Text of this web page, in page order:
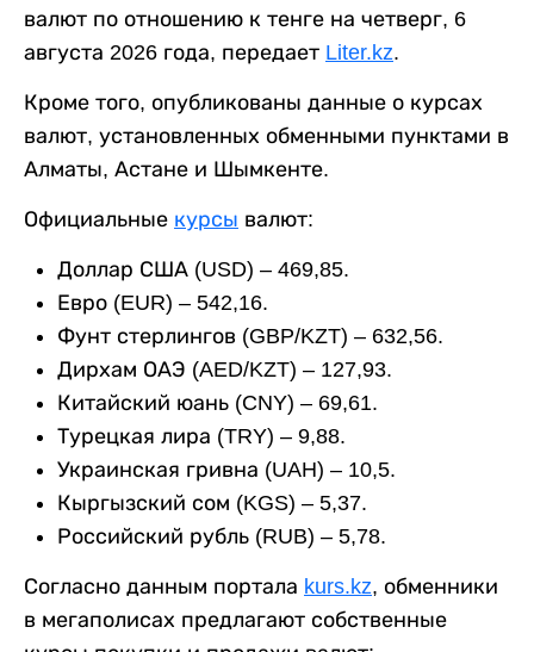
валют по отношению к тенге на четверг, 6
августа 2026 года, передает Liter.kz.
Кроме того, опубликованы данные о курсах
валют, установленных обменными пунктами в
Алматы, Астане и Шымкенте.
Официальные курсы валют:
Доллар США (USD) – 469,85.
Евро (EUR) – 542,16.
Фунт стерлингов (GBP/KZT) – 632,56.
Дирхам ОАЭ (AED/KZT) – 127,93.
Китайский юань (CNY) – 69,61.
Турецкая лира (TRY) – 9,88.
Украинская гривна (UAH) – 10,5.
Кыргызский сом (KGS) – 5,37.
Российский рубль (RUB) – 5,78.
Согласно данным портала kurs.kz, обменники
в мегаполисах предлагают собственные